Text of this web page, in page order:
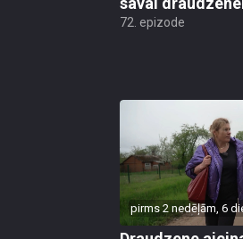
72. epizode
pirms 2 nedēļām, 6